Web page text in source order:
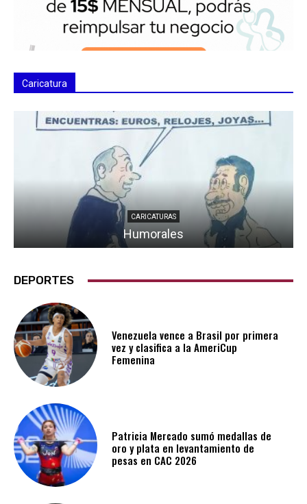
Caricatura
CARICATURAS
Humorales
DEPORTES
Venezuela vence a Brasil por primera
vez y clasifica a la AmeriCup
Femenina​
Patricia Mercado sumó medallas de
oro y plata en levantamiento de
pesas en CAC 2026